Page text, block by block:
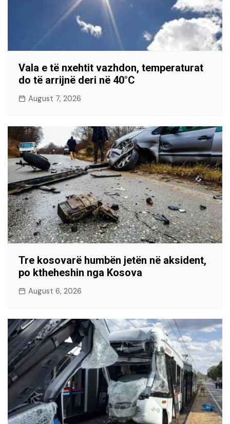
Vala e të nxehtit vazhdon, temperaturat
do të arrijnë deri në 40°C
August 7, 2026
Tre kosovarë humbën jetën në aksident,
po ktheheshin nga Kosova
August 6, 2026